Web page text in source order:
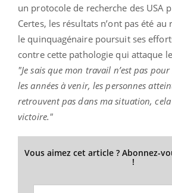
un protocole de recherche des USA
Certes, les résultats n’ont pas été
le quinquagénaire poursuit ses
contre cette pathologie qui attaque
"Je sais que mon travail n’est pas
les années à venir, les personnes
retrouvent pas dans ma situation,
victoire."
Vous aimez cet article ? Abonnez-
!